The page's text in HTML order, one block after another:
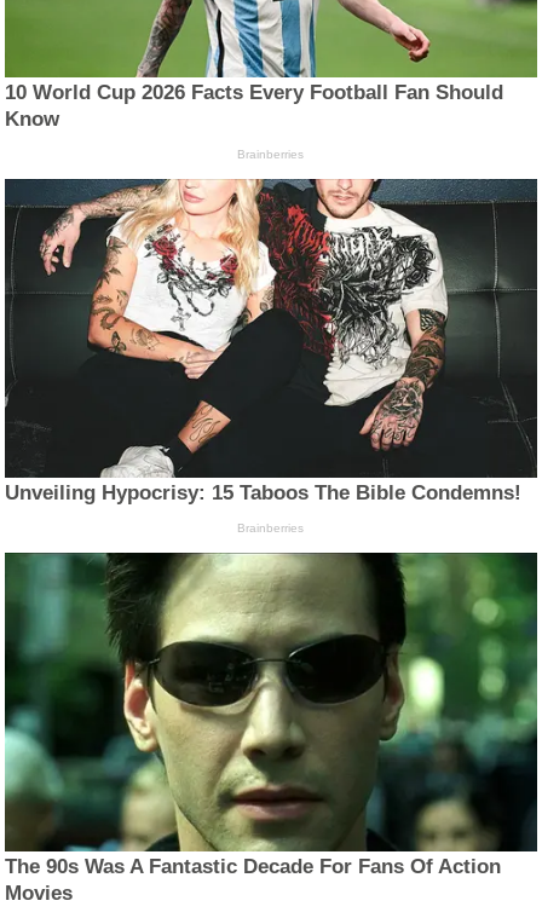
10 World Cup 2026 Facts Every Football Fan Should
Know
Brainberries
Unveiling Hypocrisy: 15 Taboos The Bible Condemns!
Brainberries
The 90s Was A Fantastic Decade For Fans Of Action
Movies